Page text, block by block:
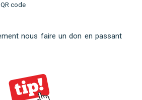
code
nous faire un don en passant